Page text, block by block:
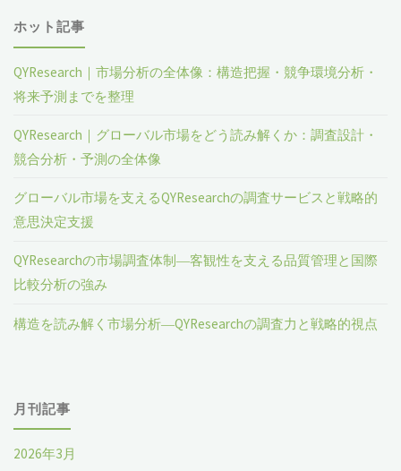
ホット記事
QYResearch｜市場分析の全体像：構造把握・競争環境分析・
将来予測までを整理
QYResearch｜グローバル市場をどう読み解くか：調査設計・
競合分析・予測の全体像
グローバル市場を支えるQYResearchの調査サービスと戦略的
意思決定支援
QYResearchの市場調査体制―客観性を支える品質管理と国際
比較分析の強み
構造を読み解く市場分析―QYResearchの調査力と戦略的視点
月刊記事
2026年3月